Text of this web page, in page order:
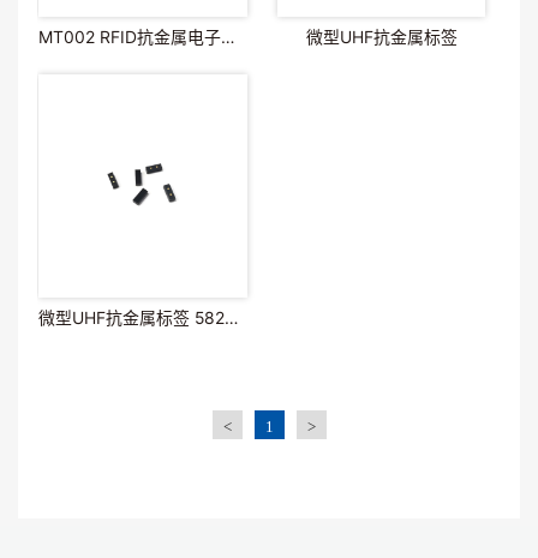
MT002 RFID抗金属电子标签 微型UHF抗金属标签
微型UHF抗金属标签 582017XY
< 1 >